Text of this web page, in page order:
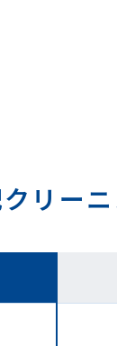
リー